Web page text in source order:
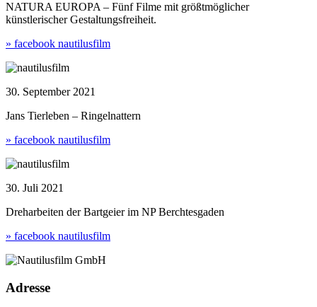
NATURA EUROPA – Fünf Filme mit größtmöglicher
künstlerischer Gestaltungsfreiheit.
» facebook nautilusfilm
30. September 2021
Jans Tierleben – Ringelnattern
» facebook nautilusfilm
30. Juli 2021
Dreharbeiten der Bartgeier im NP Berchtesgaden
» facebook nautilusfilm
Adresse